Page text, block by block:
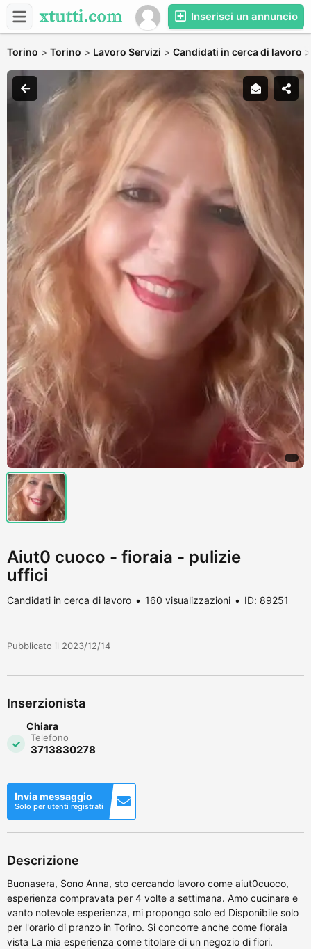
Inserisci un annuncio
Torino > Torino > Lavoro Servizi > Candidati in cerca di lavoro
Aiut0 cuoco - fioraia - pulizie
uffici
Candidati in cerca di lavoro 160 visualizzazioni ID: 89251
Pubblicato il 2023/12/14
Inserzionista
Chiara
Telefono
3713830278
Invia messaggio
Solo per utenti registrati
Descrizione
Buonasera, Sono Anna, sto cercando lavoro come aiut0cuoco,
esperienza compravata per 4 volte a settimana. Amo cucinare e
vanto notevole esperienza, mi propongo solo ed Disponibile solo
per l'orario di pranzo in Torino. Si concorre anche come fioraia
vista La mia esperienza come titolare di un negozio di fiori.